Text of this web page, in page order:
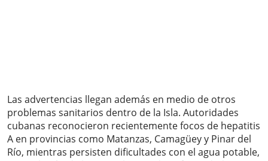
Las advertencias llegan además en medio de otros
problemas sanitarios dentro de la Isla. Autoridades
cubanas reconocieron recientemente focos de hepatitis
A en provincias como Matanzas, Camagüey y Pinar del
Río, mientras persisten dificultades con el agua potable,